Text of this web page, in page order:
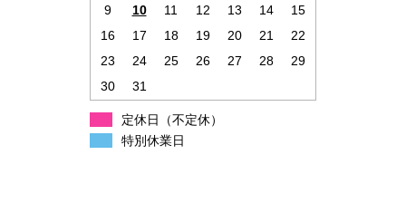
9
10 11 12 13 14
15
16
17 18 19 20 21
22
23
24 25 26 27 28
29
30
31
定休日（不定休）
特別休業日